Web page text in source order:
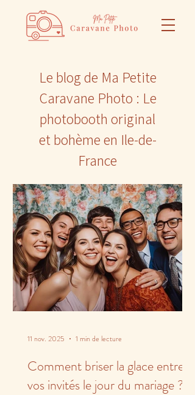
Le blog de Ma Petite
Caravane Photo : Le
photobooth original
et bohème en Ile-de-
France
Comment briser la glace entre
vos invités le jour du mariage ?
11 nov. 2025 1 min de lecture